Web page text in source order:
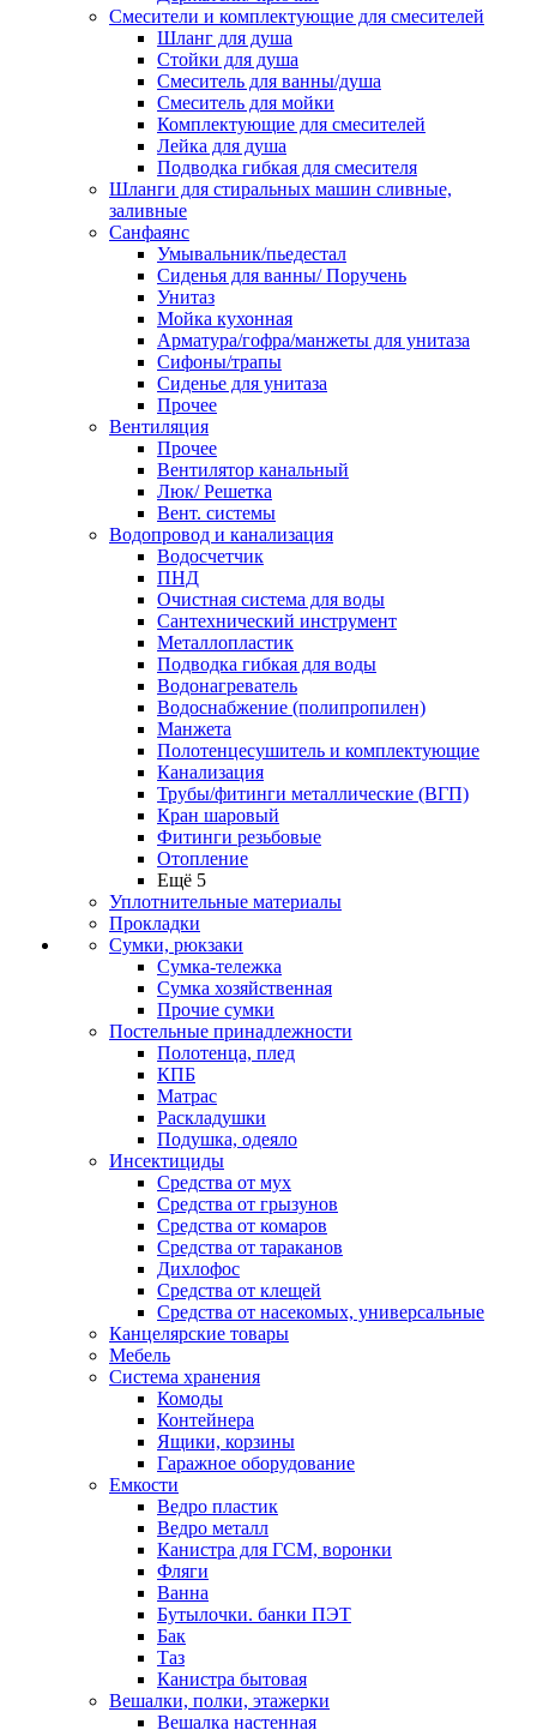
Смесители и комплектующие для смесителей
Шланг для душа
Стойки для душа
Смеситель для ванны/душа
Смеситель для мойки
Комплектующие для смесителей
Лейка для душа
Подводка гибкая для смесителя
Шланги для стиральных машин сливные,
заливные
Санфаянс
Умывальник/пьедестал
Сиденья для ванны/ Поручень
Унитаз
Мойка кухонная
Арматура/гофра/манжеты для унитаза
Сифоны/трапы
Сиденье для унитаза
Прочее
Вентиляция
Прочее
Вентилятор канальный
Люк/ Решетка
Вент. системы
Водопровод и канализация
Водосчетчик
ПНД
Очистная система для воды
Сантехнический инструмент
Металлопластик
Подводка гибкая для воды
Водонагреватель
Водоснабжение (полипропилен)
Манжета
Полотенцесушитель и комплектующие
Канализация
Трубы/фитинги металлические (ВГП)
Кран шаровый
Фитинги резьбовые
Отопление
Ещё 5
Уплотнительные материалы
Прокладки
Сумки, рюкзаки
Сумка-тележка
Сумка хозяйственная
Прочие сумки
Постельные принадлежности
Полотенца, плед
КПБ
Матрас
Раскладушки
Подушка, одеяло
Инсектициды
Средства от мух
Средства от грызунов
Средства от комаров
Средства от тараканов
Дихлофос
Средства от клещей
Средства от насекомых, универсальные
Канцелярские товары
Мебель
Система хранения
Комоды
Контейнера
Ящики, корзины
Гаражное оборудование
Емкости
Ведро пластик
Ведро металл
Канистра для ГСМ, воронки
Фляги
Ванна
Бутылочки. банки ПЭТ
Бак
Таз
Канистра бытовая
Вешалки, полки, этажерки
Вешалка настенная